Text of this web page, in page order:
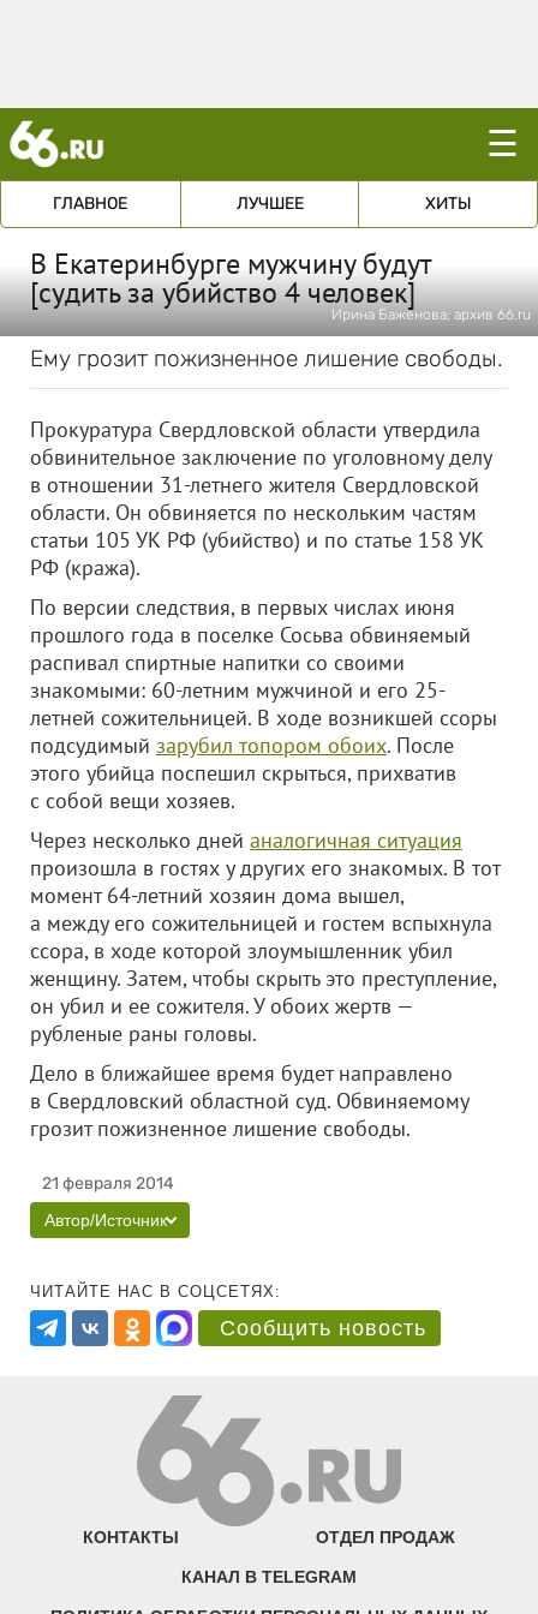
☰
ГЛАВНОЕ ЛУЧШЕЕ ХИТЫ
В Екатеринбурге мужчину будут
[судить за убийство 4 человек]
Ирина Баженова; архив 66.ru
Ему грозит пожизненное лишение свободы.
Прокуратура Свердловской области утвердила
обвинительное заключение по уголовному делу
в отношении 31-летнего жителя Свердловской
области. Он обвиняется по нескольким частям
статьи 105 УК РФ (убийство) и по статье 158 УК
РФ (кража).
По версии следствия, в первых числах июня
прошлого года в поселке Сосьва обвиняемый
распивал спиртные напитки со своими
знакомыми: 60-летним мужчиной и его 25-
летней сожительницей. В ходе возникшей ссоры
подсудимый зарубил топором обоих. После
этого убийца поспешил скрыться, прихватив
с собой вещи хозяев.
Через несколько дней аналогичная ситуация
произошла в гостях у других его знакомых. В тот
момент 64-летний хозяин дома вышел,
а между его сожительницей и гостем вспыхнула
ссора, в ходе которой злоумышленник убил
женщину. Затем, чтобы скрыть это преступление,
он убил и ее сожителя. У обоих жертв —
рубленые раны головы.
Дело в ближайшее время будет направлено
в Свердловский областной суд. Обвиняемому
грозит пожизненное лишение свободы.
21 февраля 2014
Автор/Источник
ЧИТАЙТЕ НАС В СОЦСЕТЯХ:
Сообщить новость
КОНТАКТЫ ОТДЕЛ ПРОДАЖ
КАНАЛ В TELEGRAM